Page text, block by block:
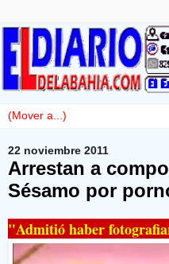
22 noviembre 2011
Arrestan a
Sésamo por
"Admitió haber